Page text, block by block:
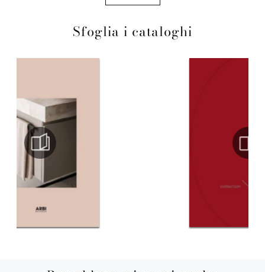
Sfoglia i cataloghi